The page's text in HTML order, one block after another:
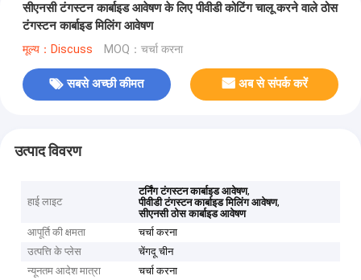
सीएनसी टंगस्टन कार्बाइड आवेषण के लिए पीवीडी कोटिंग चालू करने वाले ठोस
टंगस्टन कार्बाइड मिलिंग आवेषण
मूल्य：Discuss MOQ：चर्चा करना
सबसे अच्छी कीमत अब से संपर्क करें
उत्पाद विवरण
हाई लाइट
टर्निंग टंगस्टन कार्बाइड आवेषण,
पीवीडी टंगस्टन कार्बाइड मिलिंग आवेषण,
सीएनसी ठोस कार्बाइड आवेषण
आपूर्ति की क्षमता
चर्चा करना
उत्पत्ति के प्लेस
चेंगदू चीन
न्यूनतम आदेश मात्रा
चर्चा करना